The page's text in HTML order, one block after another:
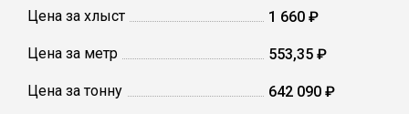
Сетка кладочная
Круги абразивные
Цена за хлыст 1 660 ₽
Цена за метр 553,35 ₽
Цена за тонну 642 090 ₽